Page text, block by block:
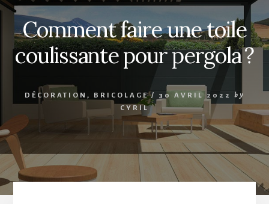
Comment faire une toile
coulissante pour pergola ?
DÉCORATION , BRICOLAGE/ 30 AVRIL 2022
by
CYRIL